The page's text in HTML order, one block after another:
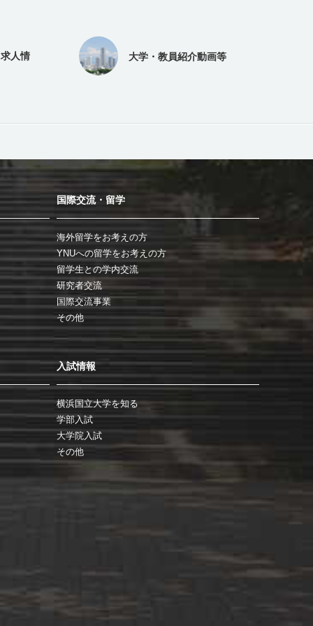
人情 大学・教員紹介動画等
国際交流・留学
海外留学をお考えの方
YNUへの留学をお考えの方
留学生との学内交流
研究者交流
国際交流事業
その他
入試情報
横浜国立大学を知る
学部入試
大学院入試
その他